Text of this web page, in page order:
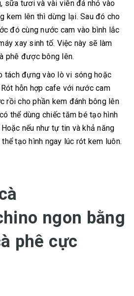
sữa tươi và vài viên đá nhỏ vào
kem lên thì dừng lại. Sau đó cho
đó cùng nước cam vào bình lắc
xay sinh tố. Việc này sẽ làm
phê được bông lên.
tách đựng vào lò vi sóng hoặc
hỗn hợp cafe với nước cam
rồi cho phần kem đánh bông lên
thể dùng chiếc tăm bé tạo hình
nếu như tự tin và khả năng
tạo hình ngay lúc rót kem luôn.
ngon bằng
phê cực